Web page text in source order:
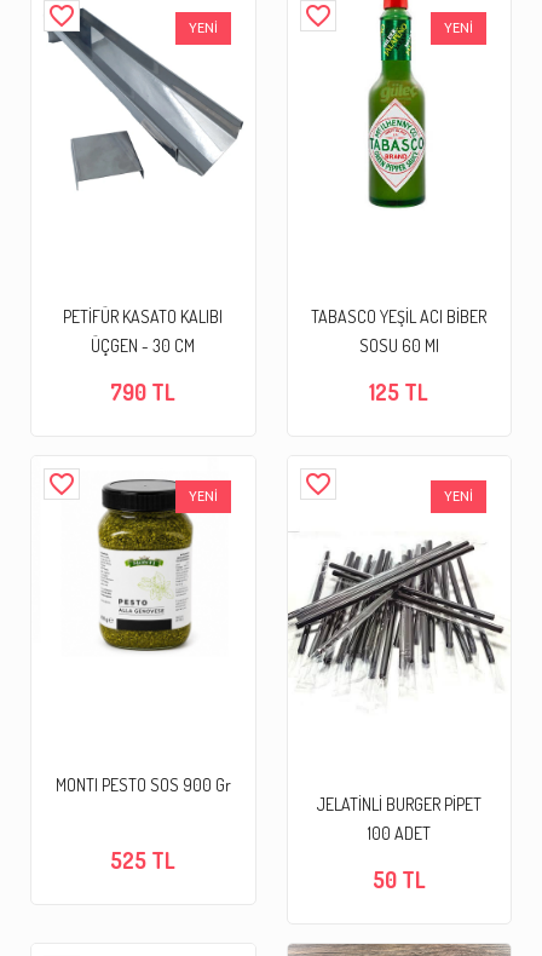
favorite_border YENİ
PETİFÜR KASATO KALIBI
ÜÇGEN - 30 CM
790 TL
favorite_border YENİ
TABASCO YEŞİL ACI BİBER
SOSU 60 Ml
125 TL
favorite_border YENİ
MONTI PESTO SOS 900 Gr
525 TL
favorite_border YENİ
JELATİNLİ BURGER PİPET
100 ADET
50 TL